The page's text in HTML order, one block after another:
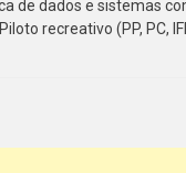
de dados e sistemas
recreativo (PP, PC,